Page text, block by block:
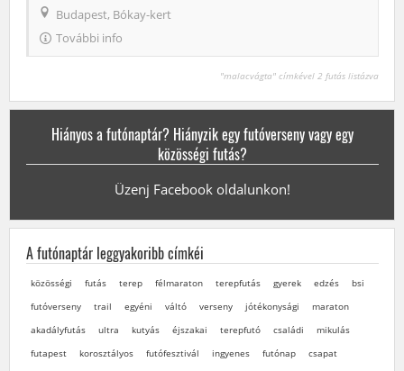
Budapest, Bókay-kert
További info
"malacvágta" címkével 2 futás listázva
Hiányos a futónaptár? Hiányzik egy futóverseny vagy egy
közösségi futás?
Üzenj Facebook oldalunkon!
A futónaptár leggyakoribb címkéi
közösségi futás terep félmaraton terepfutás gyerek edzés
bsi
futóverseny
trail egyéni váltó verseny jótékonysági
maraton
akadályfutás
ultra kutyás éjszakai terepfutó családi
mikulás
futapest
korosztályos futófesztivál ingyenes futónap
csapat